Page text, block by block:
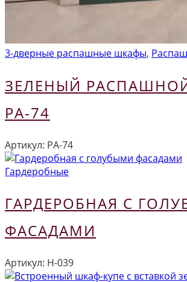
3-дверные распашные шкафы,
ЗЕЛЕНЫЙ
РА-74
Артикул: РА-74
Гардеробные
ГАРДЕРОБНАЯ С
ФАСАДАМИ
Артикул: Н-039